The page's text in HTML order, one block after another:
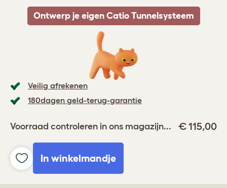
Veilig afrekenen
180dagen geld-terug-garantie
Voorraad controleren in ons magazijn... € 115,00
In winkelmandje
Ontwerp je eigen Catio Tunnelsysteem